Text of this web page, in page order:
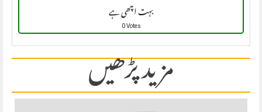
بہت اچھی ہے
0 Votes
مزید پڑھیں